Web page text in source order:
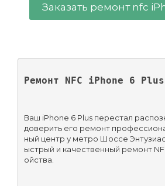
Заказать ремонт nfc
Ремонт NFC iPhone 6 Plus
Ваш iPhone 6 Plus перестал
доверить его ремонт
ный центр у метро Шоссе
ыстрый и качественный ремонт
ойства.